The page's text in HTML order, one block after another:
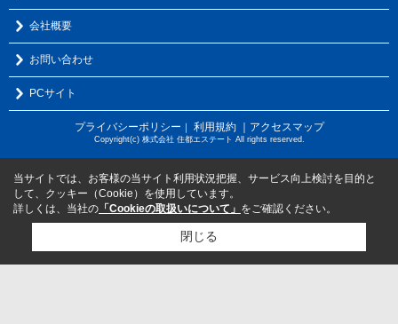
会社概要
お問い合わせ
PCサイト
プライバシーポリシー ｜ 利用規約 ｜アクセスマップ
Copyright(c) 株式会社 住都エステート All rights reserved.
当サイトでは、お客様の当サイト利用状況把握、サービス向上検討を目的と
して、クッキー（Cookie）を使用しています。
詳しくは、当社の 「Cookieの取扱いについて」 をご確認ください。
閉じる